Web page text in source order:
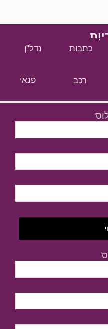
כתבות נדל"ן
רכב פנאי